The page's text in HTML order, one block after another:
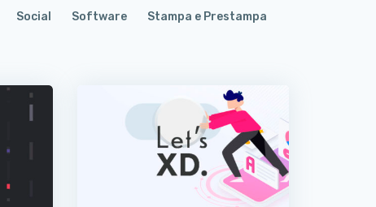
Social Software Stampa e Prestampa